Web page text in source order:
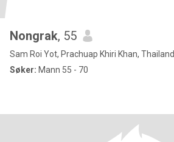
Nongrak, 55
Sam Roi Yot, Prachuap Khiri Khan, Thailand
Søker: Mann 55 - 70